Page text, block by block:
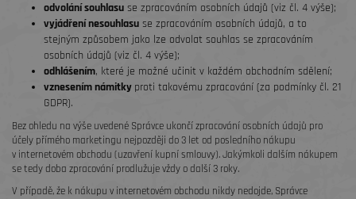
odvolání souhlasu se zpracováním osobních údajů (viz čl. 4 výše);
vyjádření nesouhlasu se zpracováním osobních údajů, a to
stejným způsobem jako lze odvolat souhlas se zpracováním
osobních údajů (viz čl. 4 výše);
odhlášením, které je možné učinit v každém obchodním sdělení;
vznesením námitky proti takovému zpracování (za podmínky čl. 21
GDPR).
Bez ohledu na výše uvedené Správce ukončí zpracování osobních údajů pro
účely přímého marketingu nejpozději do 3 let od posledního nákupu
v internetovém obchodu (uzavření kupní smlouvy). Jakýmkoli dalším nákupem
se tedy doba zpracování prodlužuje vždy o další 3 roky.
V případě, že k nákupu v internetovém obchodu nikdy nedojde, Správce